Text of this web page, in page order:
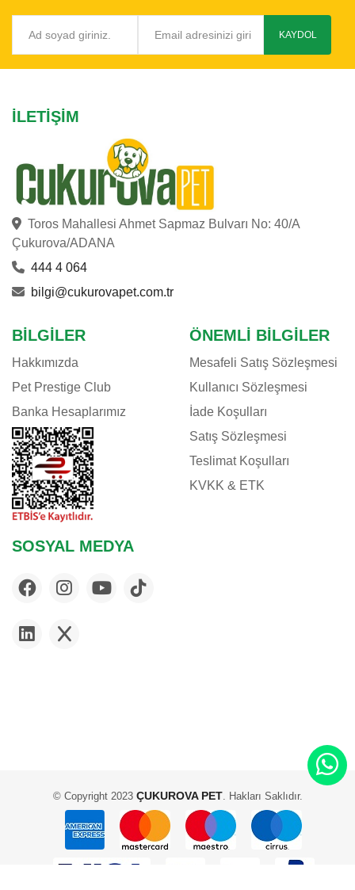
KAYDOL
İLETIŞIM
Toros Mahallesi Ahmet Sapmaz Bulvarı No: 40/A
Çukurova/ADANA
444 4 064
bilgi@cukurovapet.com.tr
BILGILER
Hakkımızda
Pet Prestige Club
Banka Hesaplarımız
ÖNEMLI BILGILER
Mesafeli Satış Sözleşmesi
Kullanıcı Sözleşmesi
İade Koşulları
Satış Sözleşmesi
Teslimat Koşulları
KVKK & ETK
SOSYAL MEDYA
© Copyright 2023ÇUKUROVA PET. Hakları Saklıdır.